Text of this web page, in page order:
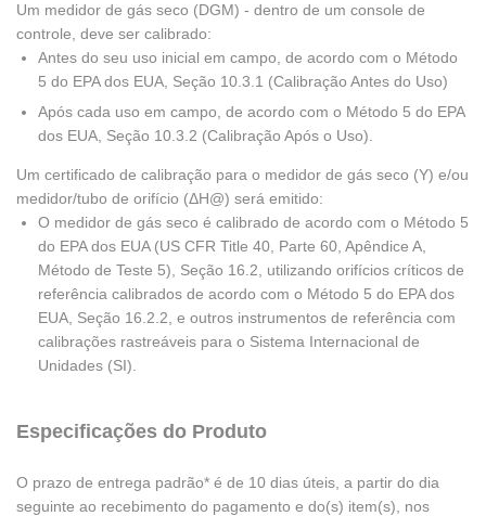
Um medidor de gás seco (DGM) - dentro de um console de
controle, deve ser calibrado:
Antes do seu uso inicial em campo, de acordo com o Método
5 do EPA dos EUA, Seção 10.3.1 (Calibração Antes do Uso)
Após cada uso em campo, de acordo com o Método 5 do EPA
dos EUA, Seção 10.3.2 (Calibração Após o Uso).
Um certificado de calibração para o medidor de gás seco (Y) e/ou
medidor/tubo de orifício (ΔH@) será emitido:
O medidor de gás seco é calibrado de acordo com o Método 5
do EPA dos EUA (US CFR Title 40, Parte 60, Apêndice A,
Método de Teste 5), Seção 16.2, utilizando orifícios críticos de
referência calibrados de acordo com o Método 5 do EPA dos
EUA, Seção 16.2.2, e outros instrumentos de referência com
calibrações rastreáveis para o Sistema Internacional de
Unidades (SI).
Especificações do Produto
O prazo de entrega padrão* é de 10 dias úteis, a partir do dia
seguinte ao recebimento do pagamento e do(s) item(s), nos